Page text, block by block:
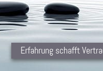
Erfahrung schafft